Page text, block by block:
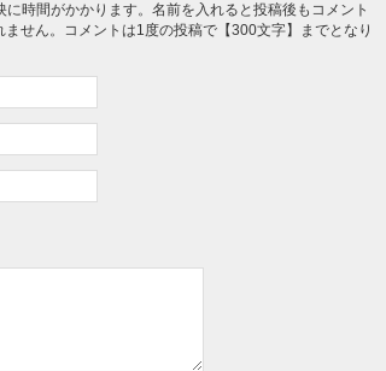
時間がかかります。名前を入れると投稿後もコメント
せん。コメントは1度の投稿で【300文字】までとなり